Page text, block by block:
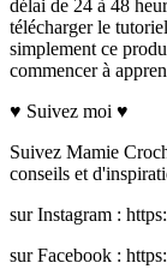
délai de 24 à 48
télécharger le
simplement ce
commencer à
♥ Suivez moi ♥
Suivez Mamie
conseils et
sur Instagram :
sur Facebook :